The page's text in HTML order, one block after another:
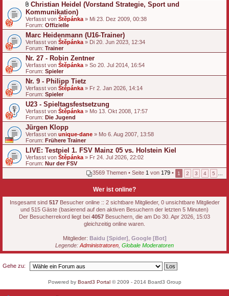
D
a
t
e
i
a
n
h
a
n
g
Christian Heidel (Vorstand Strategie, Sport und
Kommunikation)
Verfasst von Štěpánka » Mi 23. Dez 2009, 00:38
Forum: Offizielle
Marc Heidenmann (U16-Trainer)
Verfasst von Štěpánka » Di 20. Jun 2023, 12:34
Forum: Trainer
Nr. 27 - Robin Zentner
Verfasst von Štěpánka » So 20. Jul 2014, 16:54
Forum: Spieler
Nr. 9 - Philipp Tietz
Verfasst von Štěpánka » Fr 2. Jan 2026, 14:14
Forum: Spieler
U23 - Spieltagsfestsetzung
Verfasst von Štěpánka » Mo 13. Okt 2008, 17:57
Forum: Die Jugend
Jürgen Klopp
Verfasst von unique-dane » Mo 6. Aug 2007, 13:58
Forum: Frühere Trainer
LIVE: Testpiel 1. FSV Mainz 05 vs. Holstein Kiel
Verfasst von Štěpánka » Fr 24. Jul 2026, 22:02
Forum: Nur der FSV
3569 Themen • Seite 1 von 179 • 1 2 3 4 5
Wer ist online?
Insgesamt sind 517Besucher online :: 2 sichtbare Mitglieder, 0 unsichtbare Mitglieder
und 515 Gäste (basierend auf den aktiven Besuchern der letzten 5 Minuten)
Der Besucherrekord liegt bei 4057 Besuchern, die am Do 30. Apr 2026, 15:03
gleichzeitig online waren.
Mitglieder: Baidu [Spider] Google [Bot]
Legende: Administratoren Globale Moderatoren
Gehe zu:
Powered by Board3 Portal© 2009 - 2014 Board3 Group